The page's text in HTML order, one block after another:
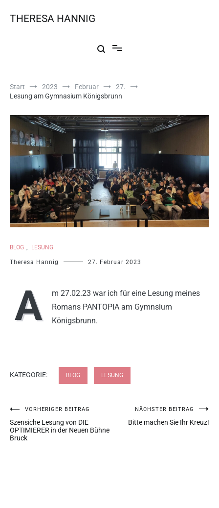
THERESA HANNIG
Start 2023 Februar
27.
Lesung am Gymnasium Königsbrunn
BLOG , LESUNG
Theresa Hannig 27. Februar 2023
A
m 27.02.23 war ich für eine Lesung meines
Romans PANTOPIA am Gymnsium
Königsbrunn.
KATEGORIE: BLOG LESUNG
VORHERIGER BEITRAG
Szensiche Lesung von DIE
OPTIMIERER in der Neuen Bühne
Bruck
NÄCHSTER BEITRAG
Bitte machen Sie Ihr Kreuz!